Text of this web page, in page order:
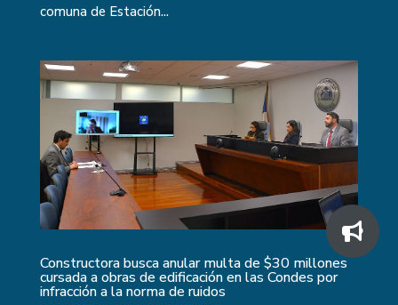
comuna de Estación...
Constructora busca anular multa de $30 millones
cursada a obras de edificación en las Condes por
infracción a la norma de ruidos